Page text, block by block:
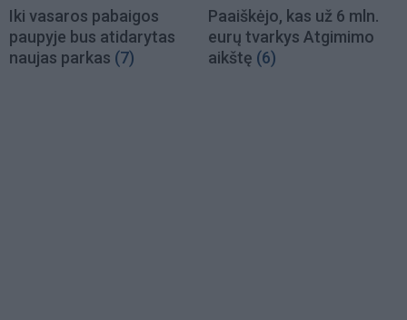
Iki vasaros pabaigos
paupyje bus atidarytas
naujas parkas (7)
Paaiškėjo, kas už 6 mln.
eurų tvarkys Atgimimo
aikštę (6)